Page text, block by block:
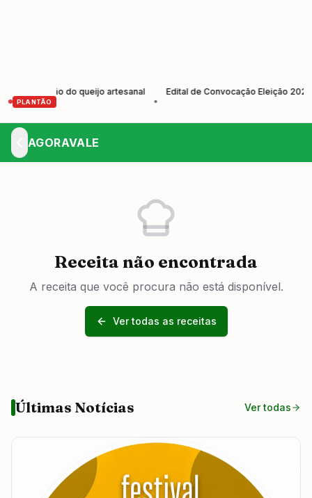
PLANTÃO
tradição do queijo artesanal
Edital de Convocação Eleição 2026-
AGORAVALE
Receita não encontrada
A receita que você procura não está disponível.
Ver todas as receitas
Últimas Notícias Ver todas